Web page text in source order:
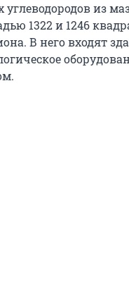
углеводородов из
1322 и 1246
В него входят